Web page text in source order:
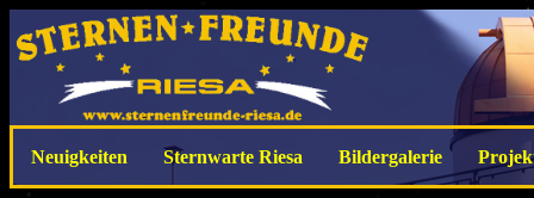
Neuigkeiten Sternwarte Riesa Bildergalerie